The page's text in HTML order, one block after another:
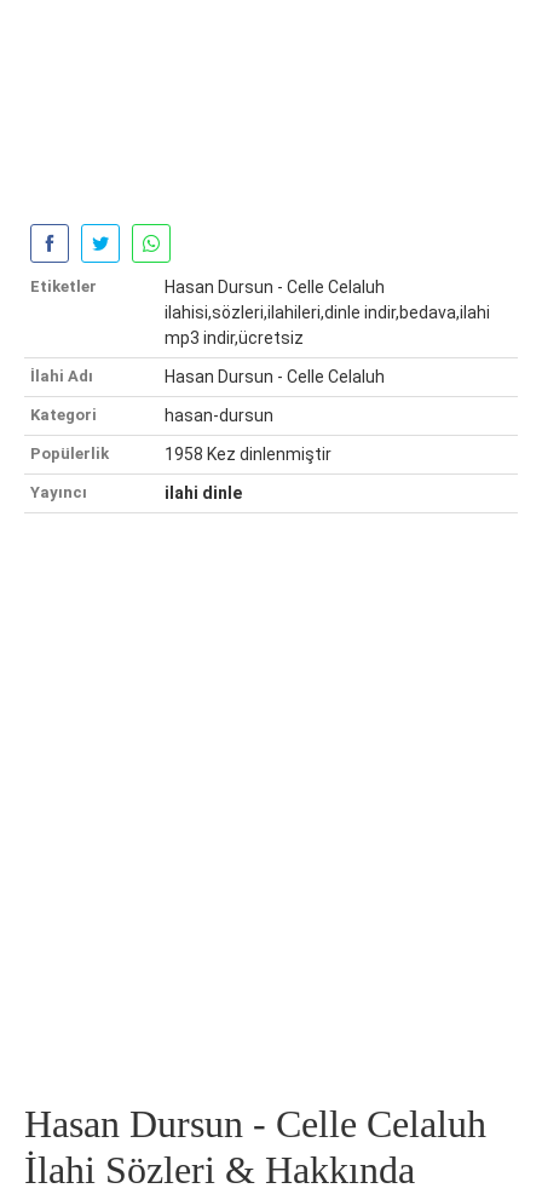
Etiketler
Hasan Dursun - Celle Celaluh
ilahisi,sözleri,ilahileri,dinle indir,bedava,ilahi
mp3 indir,ücretsiz
İlahi Adı Hasan Dursun - Celle Celaluh
Kategori hasan-dursun
Popülerlik 1958 Kez dinlenmiştir
Yayıncı ilahi dinle
Hasan Dursun - Celle Celaluh
İlahi Sözleri & Hakkında